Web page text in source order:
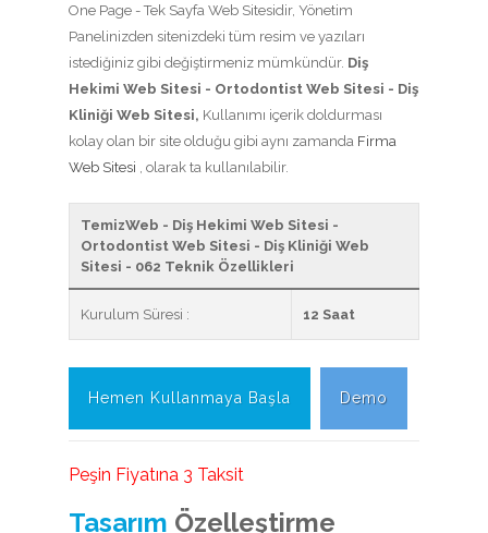
One Page - Tek Sayfa Web Sitesidir, Yönetim
Panelinizden sitenizdeki tüm resim ve yazıları
istediğiniz gibi değiştirmeniz mümkündür. Diş
Hekimi Web Sitesi - Ortodontist Web Sitesi - Diş
Kliniği Web Sitesi, Kullanımı içerik doldurması
kolay olan bir site olduğu gibi aynı zamanda Firma
Web Sitesi , olarak ta kullanılabilir.
TemizWeb - Diş Hekimi Web Sitesi -
Ortodontist Web Sitesi - Diş Kliniği Web
Sitesi - 062 Teknik Özellikleri
Kurulum Süresi : 12 Saat
Hemen Kullanmaya Başla Demo
Peşin Fiyatına 3 Taksit
Tasarım Özelleştirme